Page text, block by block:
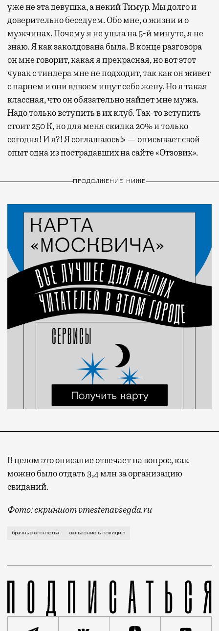
уже не эта девушка, а некий Тимур. Мы долго и
доверительно беседуем. Обо мне, о жизни и о
мужчинах. Почему я не ушла на 5-й минуте, я не
знаю. Я как заколдована была. В конце разговора
он мне говорит, какая я прекрасная, но вот этот
чувак с тиндера мне не подходит, так как он живет
с парнем и они вдвоем ищут себе жену. Но я такая
классная, что он обязательно найдет мне мужа.
Надо только вступить в их клуб. Так-то вступить
стоит 250 К, но для меня скидка 20% и только
сегодня! И я?! Я соглашаюсь!» — описывает свой
опыт одна из пострадавших на сайте «Отзовик».
ПРОДОЛЖЕНИЕ НИЖЕ
В целом это описание отвечает на вопрос, как
можно было отдать 3,4 млн за организацию
свиданий.
Фото: скриншот vmestenavsegda.ru
Агентства по поиску супругов в Москве
брачные агентства заявление в полицию